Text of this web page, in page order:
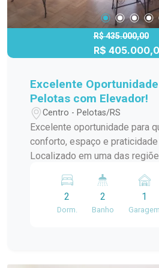
R$ 435.000,00
R$
Excelente
Pelotas com Elevador!
Centro - Pelotas/RS
Excelente oportunidade para
conforto, espaço e praticidade
Localizado em uma das
lojas e toda a infraestrutura
precisa. Características do imóvel: 2 dormitórios
amplos 2 banheiros
2
Dorm.
2
Banho
1
Garagem